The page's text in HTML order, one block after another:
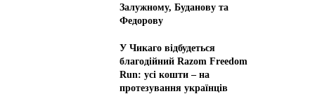
Залужному, Буданову та
Федорову
У Чикаго відбудеться
благодійний Razom Freedom
Run: усі кошти – на
протезування українців